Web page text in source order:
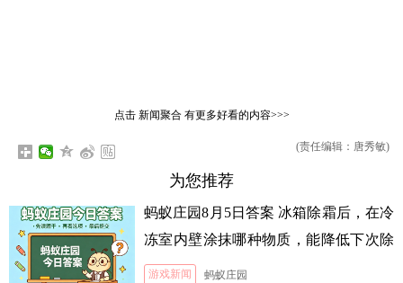
点击 新闻聚合有更多好看的内容>>>
(责任编辑：唐秀敏)
为您推荐
蚂蚁庄园8月5日答案 冰箱除霜后，在冷
冻室内壁涂抹哪种物质，能降低下次除
霜的难度
游戏新闻 蚂蚁庄园